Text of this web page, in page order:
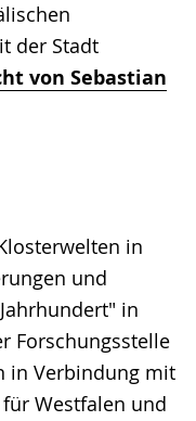
der Stadt
von Sebastian
in
und
in
Forschungsstelle
in Verbindung mit
Westfalen und